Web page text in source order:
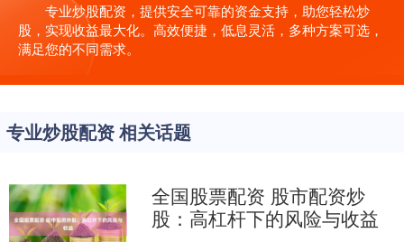
专业炒股配资，提供安全可靠的资金支持，助您轻松炒
股，实现收益最大化。高效便捷，低息灵活，多种方案可选，
满足您的不同需求。
专业炒股配资 相关话题
全国股票配资 股市配资炒
股：高杠杆下的风险与收益